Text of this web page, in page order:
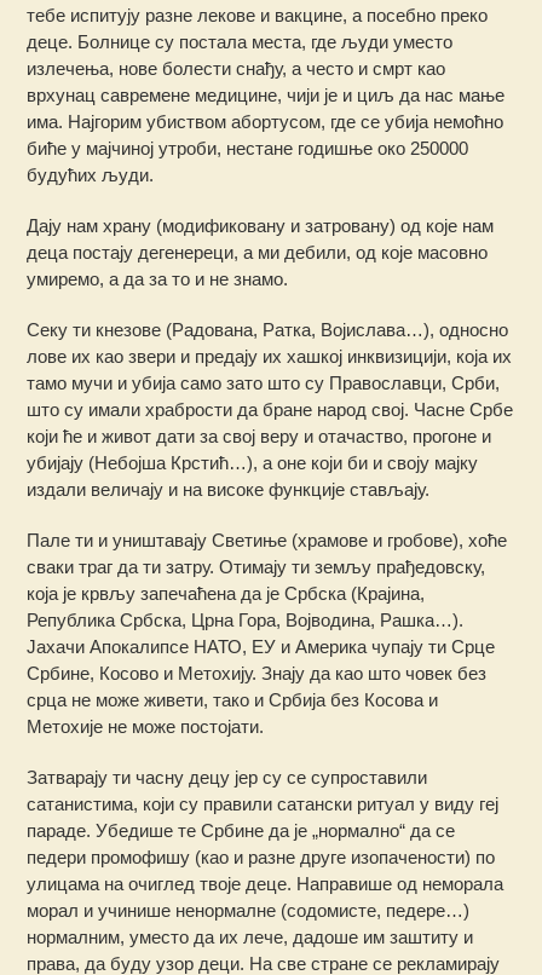
тебе испитују разне лекове и вакцине, а посебно преко
деце. Болнице су постала места, где људи уместо
излечења, нове болести снађу, а често и смрт као
врхунац савремене медицине, чији је и циљ да нас мање
има. Најгорим убиством абортусом, где се убија немоћно
биће у мајчиној утроби, нестане годишње око 250000
будућих људи.
Дају нам храну (модификовану и затровану) од које нам
деца постају дегенереци, а ми дебили, од које масовно
умиремо, а да за то и не знамо.
Секу ти кнезове (Радована, Ратка, Војислава…), односно
лове их као звери и предају их хашкој инквизицији, која их
тамо мучи и убија само зато што су Православци, Срби,
што су имали храбрости да бране народ свој. Часне Србе
који ће и живот дати за свој веру и отачаство, прогоне и
убијају (Небојша Крстић…), а оне који би и своју мајку
издали величају и на високе функције стављају.
Пале ти и уништавају Светиње (храмове и гробове), хоће
сваки траг да ти затру. Отимају ти земљу прађедовску,
која је крвљу запечаћена да је Србска (Крајина,
Република Србска, Црна Гора, Војводина, Рашка…).
Јахачи Апокалипсе НАТО, ЕУ и Америка чупају ти Срце
Србине, Косово и Метохију. Знају да као што човек без
срца не може живети, тако и Србија без Косова и
Метохије не може постојати.
Затварају ти часну децу јер су се супроставили
сатанистима, који су правили сатански ритуал у виду геј
параде. Убедише те Србине да је „нормално“ да се
педери промофишу (као и разне друге изопачености) по
улицама на очиглед твоје деце. Направише од неморала
морал и учинише ненормалне (содомисте, педере…)
нормалним, уместо да их лече, дадоше им заштиту и
права, да буду узор деци. На све стране се рекламирају